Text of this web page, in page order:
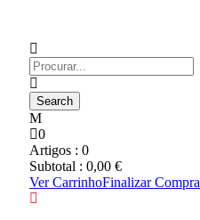
0
Artigos : 0
Subtotal : 0,00 €
Ver CarrinhoFinalizar Compra